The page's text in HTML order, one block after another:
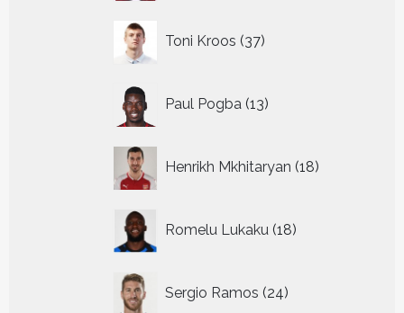
Toni Kroos 37
producten
Paul Pogba 13
producten
Henrikh Mkhitaryan 18
producten
Romelu Lukaku 18
producten
Sergio Ramos 24
producten